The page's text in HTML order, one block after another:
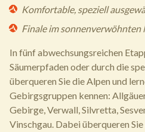
Komfortable, speziell
Finale im sonnenverwöhnten
In fünf abwechsungsreichen
Säumerpfaden oder durch die
überqueren Sie die Alpen und
Gebirgsgruppen kennen:
Gebirge, Verwall, Silvretta,
Vinschgau. Dabei überqueren